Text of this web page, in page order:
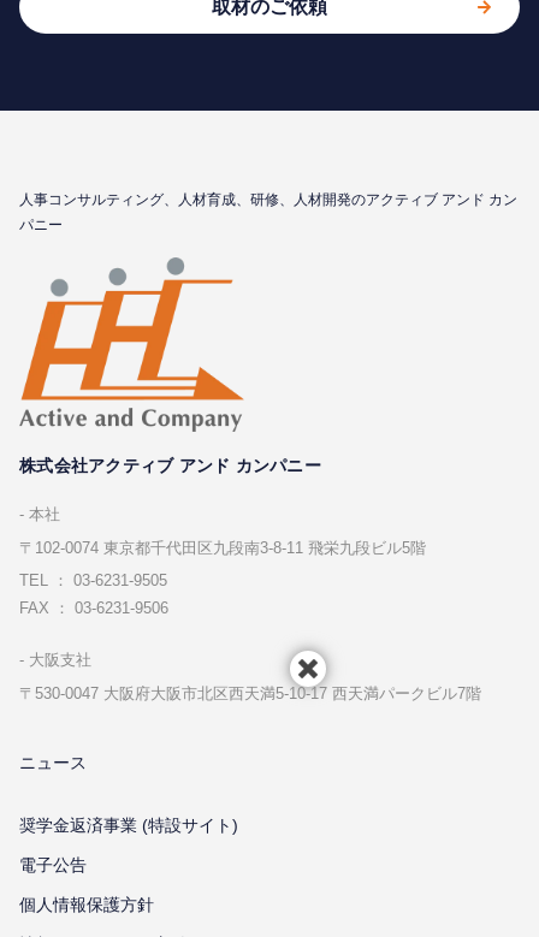
取材のご依頼
⼈事コンサルティング、⼈材育成、研修、⼈材開発のアクティブ アンド カン
パニー
株式会社アクティブ アンド カンパニー
本社
〒102-0074 東京都千代⽥区九段南3-8-11 飛栄九段ビル5階
TEL ： 03-6231-9505
FAX ： 03-6231-9506
⼤阪⽀社
〒530-0047 ⼤阪府⼤阪市北区⻄天満5-10-17 ⻄天満パークビル7階
ニュース
奨学金返済事業 (特設サイト)
電子公告
個⼈情報保護⽅針